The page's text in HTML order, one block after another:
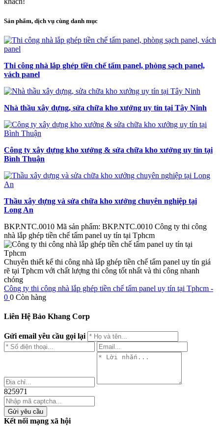
Sản phẩm, dịch vụ cùng danh mục
Thi công nhà lắp ghép tiền chế tấm panel, phòng sạch panel,
vách panel
Nhà thầu xây dựng, sửa chữa kho xưởng uy tín tại Tây Ninh
Công ty xây dựng kho xưởng & sửa chữa kho xưởng uy tín tại
Bình Thuận
Thầu xây dựng và sửa chữa kho xưởng chuyên nghiệp tại
Long An
BKP.NTC.0010 Mã sản phẩm: BKP.NTC.0010 Công ty thi công
nhà lắp ghép tiền chế tấm panel uy tín tại Tphcm
Chuyên thiết kế thi công nhà lắp ghép tiền chế tấm panel uy tín giá
rẽ tại Tphcm với chất lượng thi công tốt nhất và thi công nhanh
chóng
Công ty thi công nhà lắp ghép tiền chế tấm panel uy tín tại Tphcm -
0 0 Còn hàng
Liên Hệ Bảo Khang Corp
Gửi email yêu cầu gọi lại
825971
Gửi yêu cầu
Kết nối mạng xã hội